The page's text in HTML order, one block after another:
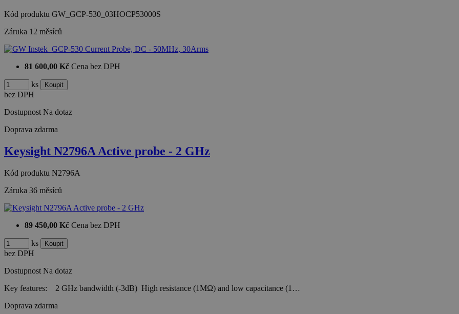
Kód produktu GW_GCP-530_03HOCP53000S
Záruka 12 měsíců
81 600,00 Kč Cena bez DPH
ks
bez DPH
Dostupnost Na dotaz
Doprava zdarma
Keysight N2796A Active probe - 2 GHz
Kód produktu N2796A
Záruka 36 měsíců
89 450,00 Kč Cena bez DPH
ks
bez DPH
Dostupnost Na dotaz
Key features: 2 GHz bandwidth (-3dB) High resistance (1MΩ) and low capacitance (1…
Doprava zdarma